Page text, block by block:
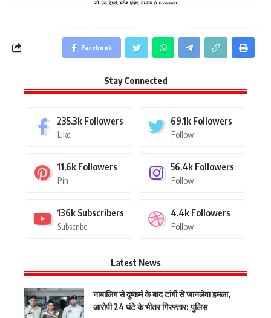
Facebook
Stay Connected
235.3k Followers
Like
69.1k Followers
Follow
11.6k Followers
Pin
56.4k Followers
Follow
136k Subscribers
Subscribe
4.4k Followers
Follow
Latest News
नाबालिग से दुष्कर्म के बाद टांगी से जानलेवा हमला,
आरोपी 24 घंटे के भीतर गिरफ्तार: पुलिस